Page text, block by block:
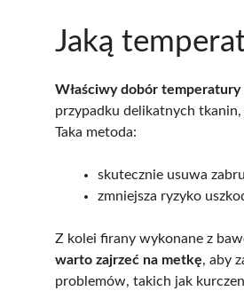
Jaką
Właściwy dobór
przypadku delikatnych
Taka metoda:
skutecznie usuwa
zmniejsza ryzyko
Z kolei firany wykonane z
warto zajrzeć na metkę, aby
problemów, takich jak